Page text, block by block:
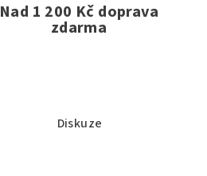
Nad 1 200 Kč doprava
zdarma
Diskuze